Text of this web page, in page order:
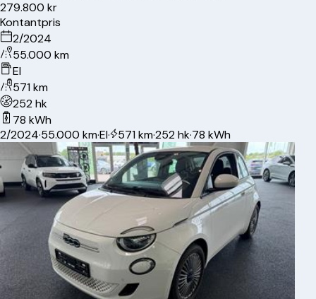
279.800 kr
Kontantpris
2/2024
55.000 km
El
571 km
252 hk
78 kWh
2/2024·55.000 km·El· 571 km·252 hk·78 kWh